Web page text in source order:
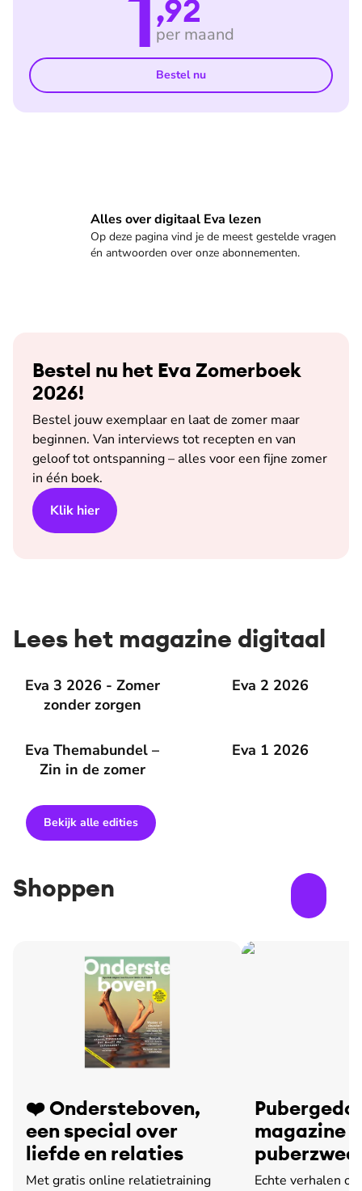
,92
per maand
Bestel nu
Alles over digitaal Eva lezen
Op deze pagina vind je de meest gestelde vragen
én antwoorden over onze abonnementen.
Veelgestelde vragen
Bestel nu het Eva Zomerboek
2026!
Bestel jouw exemplaar en laat de zomer maar
beginnen. Van interviews tot recepten en van
geloof tot ontspanning – alles voor een fijne zomer
in één boek.
Klik hier
Lees het magazine digitaal
Eva 3 2026 - Zomer
zonder zorgen
Eva 3 2026 - Zomer zonder zorgen Eva 2 2026
Eva 2 2026
Eva Themabundel –
Zin in de zomer
Eva Themabundel – Zin in de zomer Eva 1 2026
Eva 1 2026
Bekijk alle edities
Shoppen
❤️ Ondersteboven,
een special over
liefde en relaties
Met gratis online relatietraining
magazine
leed
Echte verhalen